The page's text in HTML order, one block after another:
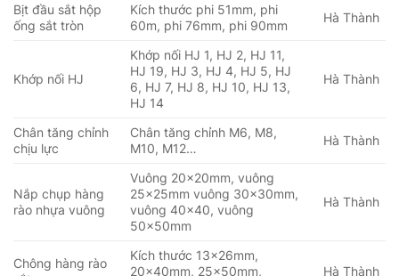
Bịt đầu sắt hộp
ống sắt tròn
Kích thước phi 51mm, phi
60m, phi 76mm, phi 90mm
Hà Thành
Khớp nối HJ
Khớp nối HJ 1, HJ 2, HJ 11,
HJ 19, HJ 3, HJ 4, HJ 5, HJ
6, HJ 7, HJ 8, HJ 10, HJ 13,
HJ 14
Hà Thành
Chân tăng chỉnh
chịu lực
Chân tăng chỉnh M6, M8,
M10, M12…
Hà Thành
Nắp chụp hàng
rào nhựa vuông
Vuông 20x20mm, vuông
25x25mm vuông 30x30mm,
vuông 40×40, vuông
50x50mm
Hà Thành
Chông hàng rào
Kích thước 13x26mm,
20x40mm, 25x50mm,
Hà Thành